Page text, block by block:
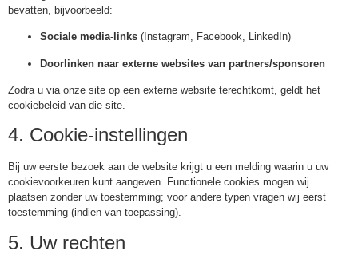
bevatten, bijvoorbeeld:
Sociale media-links (Instagram, Facebook, LinkedIn)
Doorlinken naar externe websites van partners/sponsoren
Zodra u via onze site op een externe website terechtkomt, geldt het
cookiebeleid van die site.
4. Cookie-instellingen
Bij uw eerste bezoek aan de website krijgt u een melding waarin u uw
cookievoorkeuren kunt aangeven. Functionele cookies mogen wij
plaatsen zonder uw toestemming; voor andere typen vragen wij eerst
toestemming (indien van toepassing).
5. Uw rechten